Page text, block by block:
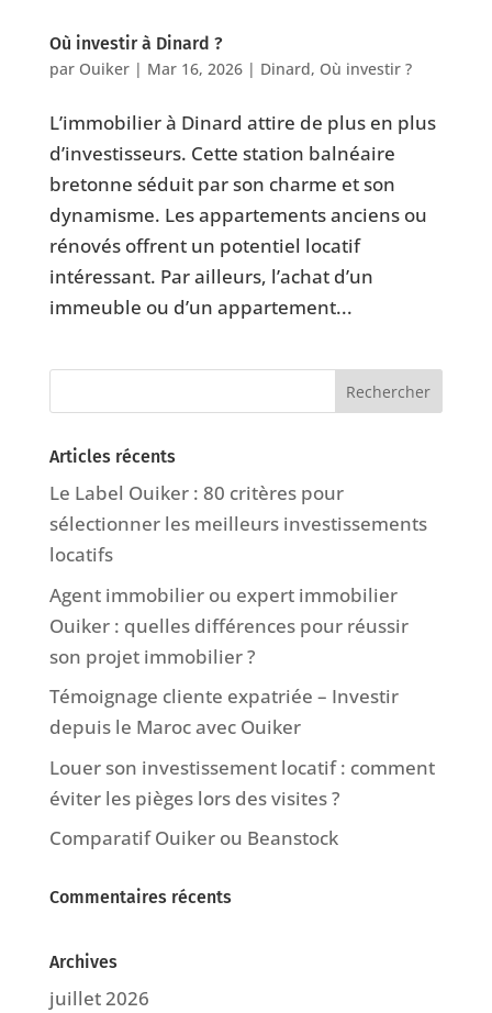
Où investir à Dinard ?
par Ouiker| Mar 16, 2026| Dinard, Où investir ?
L’immobilier à Dinard attire de plus en plus
d’investisseurs. Cette station balnéaire
bretonne séduit par son charme et son
dynamisme. Les appartements anciens ou
rénovés offrent un potentiel locatif
intéressant. Par ailleurs, l’achat d’un
immeuble ou d’un appartement...
Articles récents
Le Label Ouiker : 80 critères pour
sélectionner les meilleurs investissements
locatifs
Agent immobilier ou expert immobilier
Ouiker : quelles différences pour réussir
son projet immobilier ?
Témoignage cliente expatriée – Investir
depuis le Maroc avec Ouiker
Louer son investissement locatif : comment
éviter les pièges lors des visites ?
Comparatif Ouiker ou Beanstock
Commentaires récents
Archives
juillet 2026